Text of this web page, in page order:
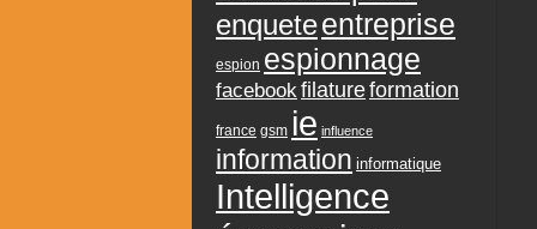
enqueteentreprise
espion espionnage
facebookfilatureformation
france gsm ie influence
information informatique
Intelligence